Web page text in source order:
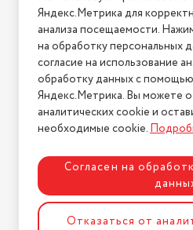
Ширина (см)
62
Глубина (см)
62
Нашли ошибку на сайте?
2026 © Интернет-магазин
Политика
Разработка сайта
Яндекс.Метрика для
анализа посещаемости.
на обработку персональных
согласие на использование
обработку данных с
Яндекс.Метрика. Вы можете
аналитических cookie и
необходимые cookie.
Согласен на
Отказаться от